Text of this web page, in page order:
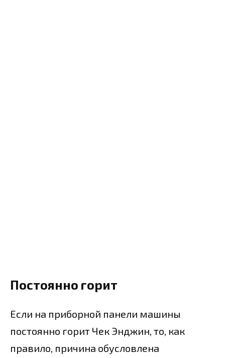
Постоянно горит
Если на приборной панели машины
постоянно горит Чек Энджин, то, как
правило, причина обусловлена